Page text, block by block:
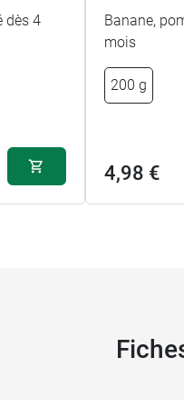
dès 4
Banane,
mois
200 g
4,98 €